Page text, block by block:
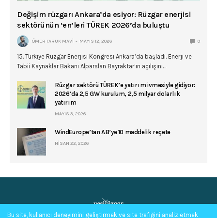
Değişim rüzgarı Ankara’da esiyor: Rüzgar enerjisi
sektörünün ‘en’leri TÜREK 2026’da buluştu
ÖMER FARUK MAVI MAYIS 12, 2026 0
15. Türkiye Rüzgar Enerjisi Kongresi Ankara’da başladı. Enerji ve
Tabii Kaynaklar Bakanı Alparslan Bayraktar’ın açılışını…
Rüzgar sektörü TÜREK’e yatırım ivmesiyle gidiyor:
2026’da 2,5 GW kurulum, 2,5 milyar dolarlık
yatırım
MAYIS 3, 2026
WindEurope’tan AB’ye 10 maddelik reçete
NISAN 22, 2026
Bu site, kullanıcı deneyimini geliştirmek ve site trafiğini analiz etmek